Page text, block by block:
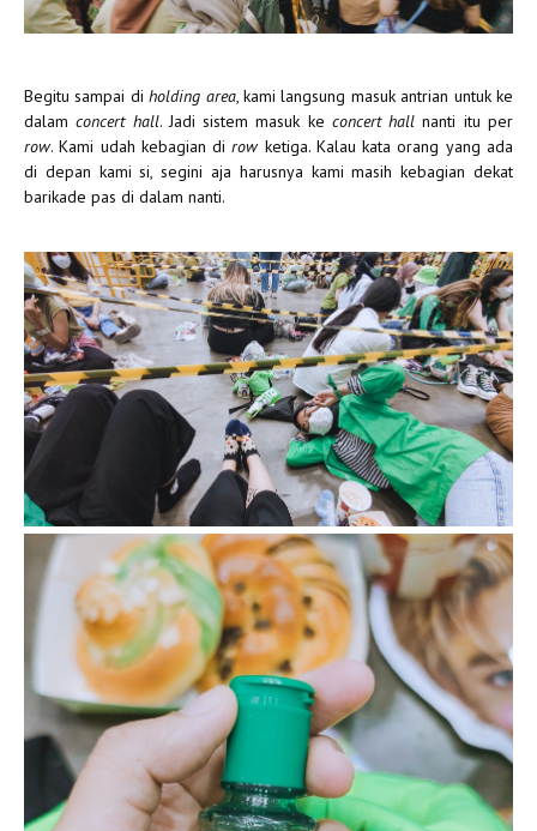
Begitu sampai diholding area, kami langsung masuk antrian untuk ke
dalamconcert hall. Jadi sistem masuk ke concert hall nanti itu per
row. Kami udah kebagian dirowketiga. Kalau kata orang yang ada
di depan kami si, segini aja harusnya kami masih kebagian dekat
barikade pas di dalam nanti.